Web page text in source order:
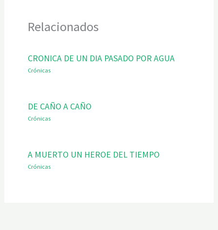
Relacionados
CRONICA DE UN DIA PASADO POR AGUA
Crónicas
DE CAÑO A CAÑO
Crónicas
A MUERTO UN HEROE DEL TIEMPO
Crónicas